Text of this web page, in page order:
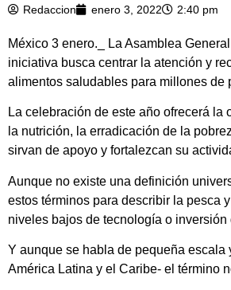
Redaccion enero 3, 2022 2:40 pm
México 3 enero._ La Asamblea
iniciativa busca centrar la atención y
alimentos saludables para millones de
La celebración de este año ofrecerá
la nutrición, la erradicación de la
sirvan de apoyo y fortalezcan su
Aunque no existe una definición
estos términos para describir la pesca
niveles bajos de tecnología o inversión
Y aunque se habla de pequeña
América Latina y el Caribe- el término